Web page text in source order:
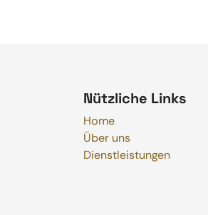
Nützliche Links
Home
Über uns
Dienstleistungen